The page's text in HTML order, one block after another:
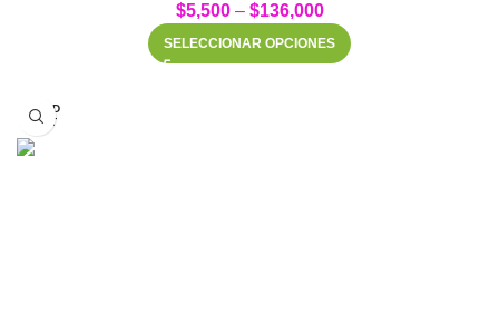
$5,500– $136,000
SELECCIONAR OPCIONES
SOLD
OUT